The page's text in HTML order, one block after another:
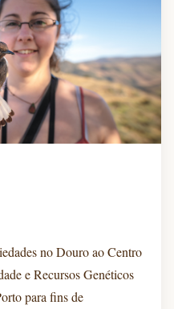
no Douro ao Centro
e Recursos Genéticos
para fins de